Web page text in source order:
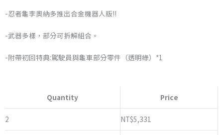
NT$5,222
-忍者龜李奧納多推出合金機器人版!!
-武器多樣，部分可拆解組合。
-附帶初回特典:駕駛員與龜車部分零件（透明綠）*1
Quantity Price
2 NT$5,331
動
漫